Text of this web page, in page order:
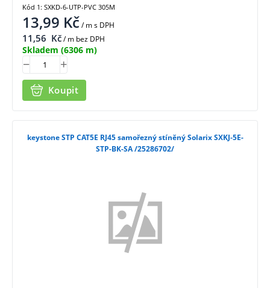
13,99 Kč/ ms DPH
11,56 Kč/ m bez DPH
Skladem (6306 m)
Koupit
Kód 1: SXKD-6-UTP-PVC 305M
keystone STP CAT5E RJ45 samořezný stíněný Solarix SXKJ-5E-
STP-BK-SA /25286702/